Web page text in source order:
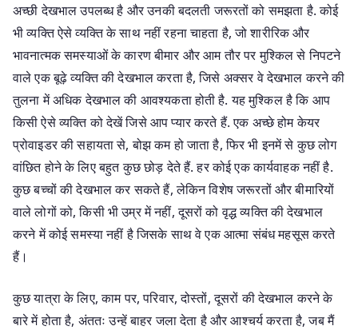
अच्छी देखभाल उपलब्ध है और उनकी बदलती जरूरतों को समझता है. कोई
भी व्यक्ति ऐसे व्यक्ति के साथ नहीं रहना चाहता है, जो शारीरिक और
भावनात्मक समस्याओं के कारण बीमार और आम तौर पर मुश्किल से निपटने
वाले एक बूढ़े व्यक्ति की देखभाल करता है, जिसे अक्सर वे देखभाल करने की
तुलना में अधिक देखभाल की आवश्यकता होती है. यह मुश्किल है कि आप
किसी ऐसे व्यक्ति को देखें जिसे आप प्यार करते हैं. एक अच्छे होम केयर
प्रोवाइडर की सहायता से, बोझ कम हो जाता है, फिर भी इनमें से कुछ लोग
वांछित होने के लिए बहुत कुछ छोड़ देते हैं. हर कोई एक कार्यवाहक नहीं है.
कुछ बच्चों की देखभाल कर सकते हैं, लेकिन विशेष जरूरतों और बीमारियों
वाले लोगों को, किसी भी उम्र में नहीं, दूसरों को वृद्ध व्यक्ति की देखभाल
करने में कोई समस्या नहीं है जिसके साथ वे एक आत्मा संबंध महसूस करते
हैं।
कुछ यात्रा के लिए, काम पर, परिवार, दोस्तों, दूसरों की देखभाल करने के
बारे में होता है, अंततः उन्हें बाहर जला देता है और आश्चर्य करता है, जब मैं